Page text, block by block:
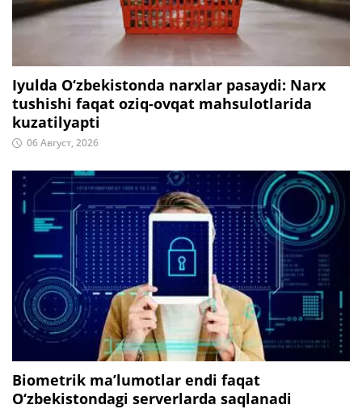
Iyulda O‘zbekistonda narxlar pasaydi: Narx
tushishi faqat oziq-ovqat mahsulotlarida
kuzatilyapti
06 Август, 2026
Biometrik ma’lumotlar endi faqat
O‘zbekistondagi serverlarda saqlanadi